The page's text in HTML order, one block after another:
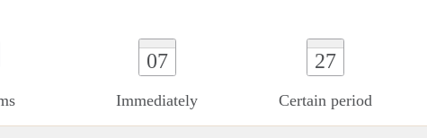
07
Immediately
27
Certain period